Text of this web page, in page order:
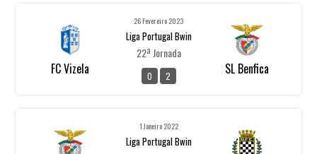
FC Vizela
26 Fevereiro 2023
Liga Portugal Bwin
22ª Jornada
0 2 SL Benfica
1 Janeiro 2022
Liga Portugal Bwin